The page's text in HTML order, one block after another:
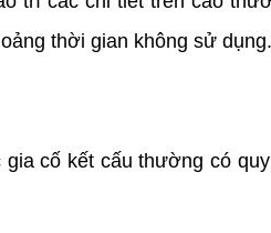
thời gian không sử dụng.
cố kết cấu thường có